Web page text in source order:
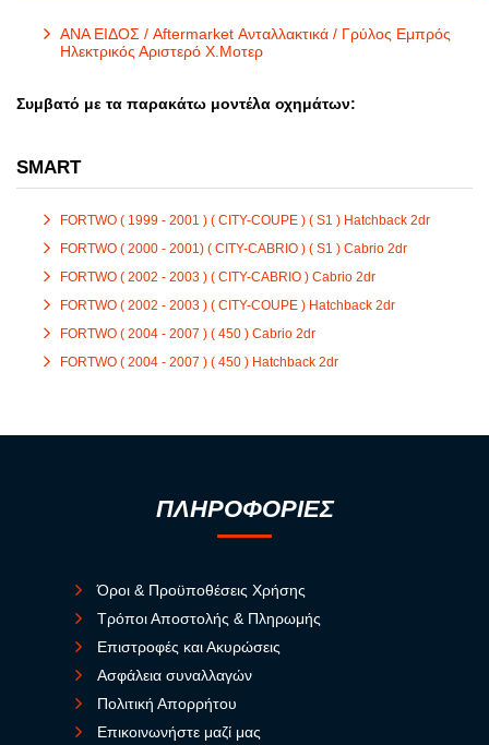
ΑΝΑ ΕΙΔΟΣ / Aftermarket Ανταλλακτικά / Γρύλος Εμπρός
Ηλεκτρικός Αριστερό Χ.Μοτερ
Συμβατό με τα παρακάτω μοντέλα οχημάτων:
SMART
FORTWO ( 1999 - 2001 ) ( CITY-COUPE ) ( S1 ) Hatchback 2dr
FORTWO ( 2000 - 2001) ( CITY-CABRIO ) ( S1 ) Cabrio 2dr
FORTWO ( 2002 - 2003 ) ( CITY-CABRIO ) Cabrio 2dr
FORTWO ( 2002 - 2003 ) ( CITY-COUPE ) Hatchback 2dr
FORTWO ( 2004 - 2007 ) ( 450 ) Cabrio 2dr
FORTWO ( 2004 - 2007 ) ( 450 ) Hatchback 2dr
ΠΛΗΡΟΦΟΡΙΕΣ
Όροι & Προϋποθέσεις Χρήσης
Τρόποι Αποστολής & Πληρωμής
Επιστροφές και Ακυρώσεις
Ασφάλεια συναλλαγών
Πολιτική Απορρήτου
Επικοινωνήστε μαζί μας